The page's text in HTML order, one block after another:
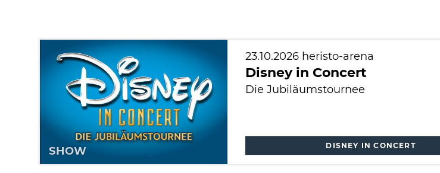
SHOW
23.10.2026 heristo-arena
Disney in Concert
Die Jubiläumstournee
DISNEY IN CONCERT